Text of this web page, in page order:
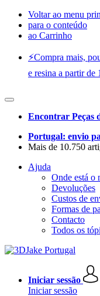
Voltar ao menu
para o conteúdo
ao Carrinho
⚡️Compra mais,
e resina a partir de
Encontrar Peças
Portugal: envio
Mais de 10.750
Ajuda
Onde está o
Devoluções
Custos de
Formas de
Contacto
Todos os
Iniciar sessão
Iniciar sessão